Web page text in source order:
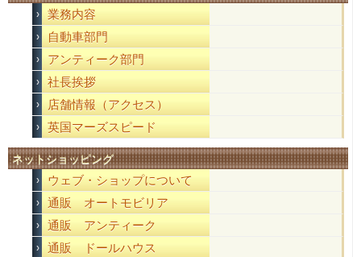
業務内容
自動車部門
アンティーク部門
社長挨拶
店舗情報（アクセス）
英国マーズスピード
ネットショッピング
ウェブ・ショップについて
通販 オートモビリア
通販 アンティーク
通販 ドールハウス